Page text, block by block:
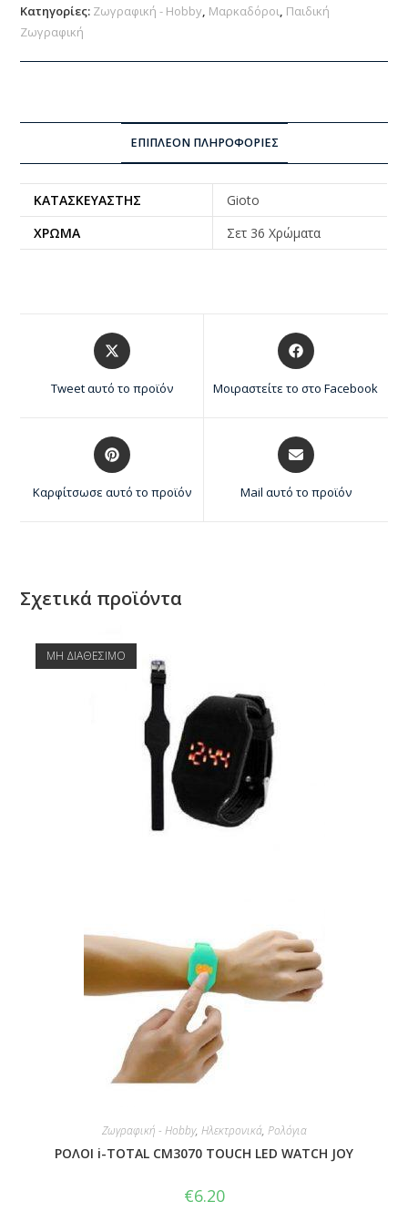
Κατηγορίες: Ζωγραφική - Hobby, Μαρκαδόροι, Παιδική
Ζωγραφική
ΕΠΙΠΛΈΟΝ ΠΛΗΡΟΦΟΡΊΕΣ
ΚΑΤΑΣΚΕΥΑΣΤΉΣ
Gioto
ΧΡΏΜΑ
Σετ 36 Χρώματα
Tweet αυτό το προϊόν Μοιραστείτε το στο Facebook
Καρφίτσωσε αυτό το προϊόν Mail αυτό το προϊόν
Σχετικά προϊόντα
ΜΗ ΔΙΑΘΕΣΙΜΟ
Ζωγραφική - Hobby, Ηλεκτρονικά, Ρολόγια
ΡΟΛΟΙ i-TOTAL CM3070 TOUCH LED WATCH JOY
€6.20